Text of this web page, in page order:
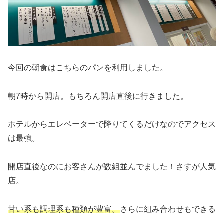
今回の朝食はこちらのパンを利用しました。
朝7時から開店。もちろん開店直後に行きました。
ホテルからエレベーターで降りてくるだけなのでアクセス
は最強。
開店直後なのにお客さんが数組並んでました！さすが人気
店。
甘い系も調理系も種類が豊富。さらに組み合わせもできる